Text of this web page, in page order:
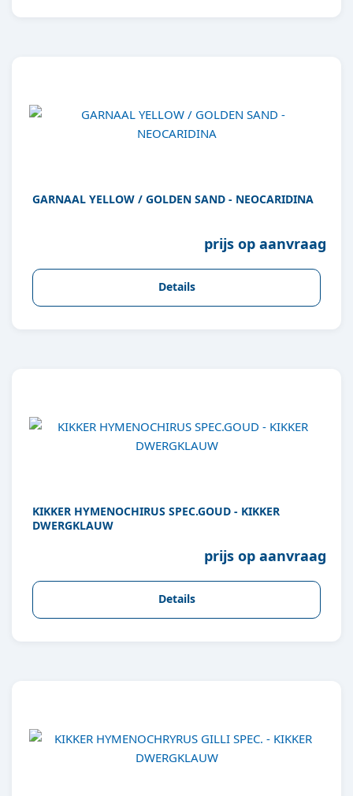
GARNAAL YELLOW / GOLDEN SAND - NEOCARIDINA
prijs op aanvraag
Details
KIKKER HYMENOCHIRUS SPEC.GOUD - KIKKER
DWERGKLAUW
prijs op aanvraag
Details